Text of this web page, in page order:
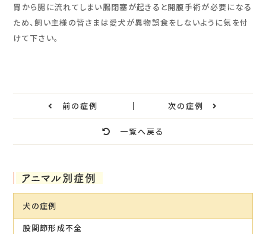
胃から腸に流れてしまい腸閉塞が起きると開腹手術が必要になる
ため、飼い主様の皆さまは愛犬が異物誤食をしないように気を付
けて下さい。
前の症例
一覧へ戻る
次の症例
アニマル別症例
犬の症例
股関節形成不全